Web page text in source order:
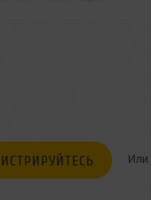
Или